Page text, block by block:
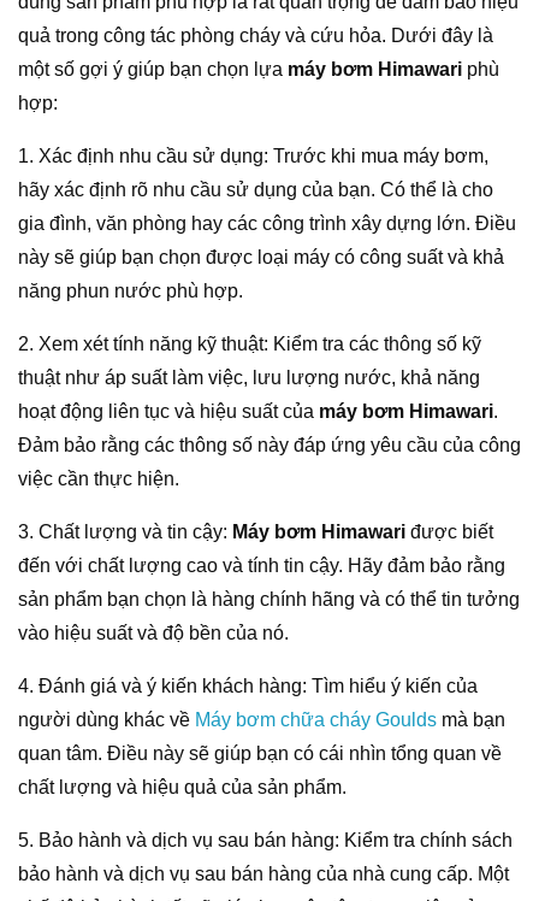
quả trong công tác phòng cháy và cứu hỏa. Dưới đây là
một số gợi ý giúp bạn chọn lựa máy bơm Himawari phù
hợp:
1. Xác định nhu cầu sử dụng: Trước khi mua máy bơm,
hãy xác định rõ nhu cầu sử dụng của bạn. Có thể là cho
gia đình, văn phòng hay các công trình xây dựng lớn. Điều
này sẽ giúp bạn chọn được loại máy có công suất và khả
năng phun nước phù hợp.
2. Xem xét tính năng kỹ thuật: Kiểm tra các thông số kỹ
thuật như áp suất làm việc, lưu lượng nước, khả năng
hoạt động liên tục và hiệu suất của máy bơm Himawari.
Đảm bảo rằng các thông số này đáp ứng yêu cầu của công
việc cần thực hiện.
3. Chất lượng và tin cậy: Máy bơm Himawari được biết
đến với chất lượng cao và tính tin cậy. Hãy đảm bảo rằng
sản phẩm bạn chọn là hàng chính hãng và có thể tin tưởng
vào hiệu suất và độ bền của nó.
4. Đánh giá và ý kiến khách hàng: Tìm hiểu ý kiến của
người dùng khác về Máy bơm chữa cháy Goulds mà bạn
quan tâm. Điều này sẽ giúp bạn có cái nhìn tổng quan về
chất lượng và hiệu quả của sản phẩm.
5. Bảo hành và dịch vụ sau bán hàng: Kiểm tra chính sách
bảo hành và dịch vụ sau bán hàng của nhà cung cấp. Một